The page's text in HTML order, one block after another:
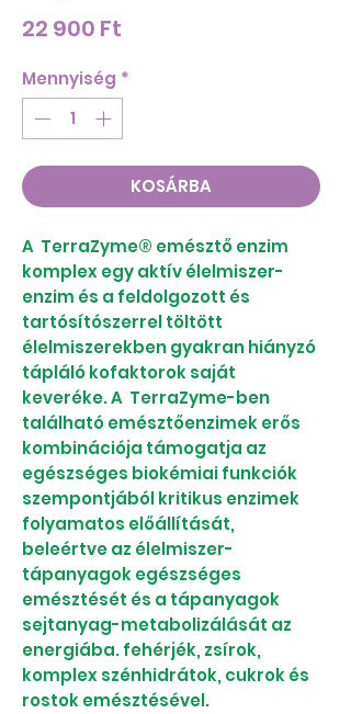
22 900 Ft
Mennyiség *
KOSÁRBA
A TerraZyme® emésztő enzim
komplex egy aktív élelmiszer-
enzim és a feldolgozott és
tartósítószerrel töltött
élelmiszerekben gyakran hiányzó
tápláló kofaktorok saját
keveréke. A TerraZyme-ben
található emésztőenzimek erős
kombinációja támogatja az
egészséges biokémiai funkciók
szempontjából kritikus enzimek
folyamatos előállítását,
beleértve az élelmiszer-
tápanyagok egészséges
emésztését és a tápanyagok
sejtanyag-metabolizálását az
energiába. fehérjék, zsírok,
komplex szénhidrátok, cukrok és
rostok emésztésével.